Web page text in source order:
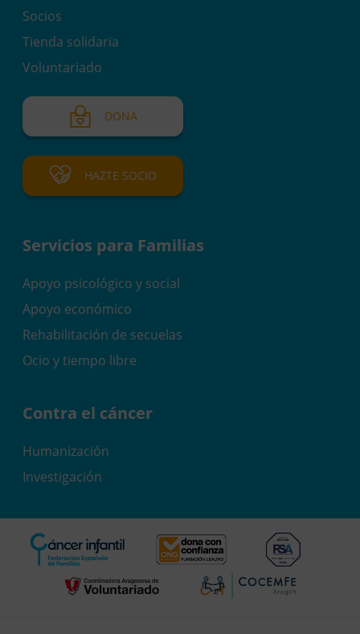
Socios
Tienda solidaria
Voluntariado
DONA
HAZTE SOCIO
Servicios para Familias
Apoyo psicológico y social
Apoyo económico
Rehabilitación de secuelas
Ocio y tiempo libre
Contra el cáncer
Humanización
Investigación